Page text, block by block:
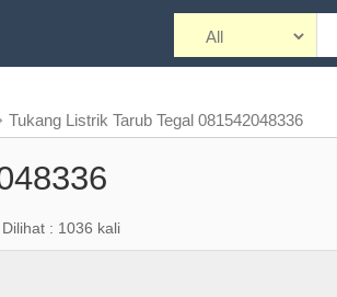
Tukang Listrik Tarub Tegal 081542048336
Dilihat : 1036 kali